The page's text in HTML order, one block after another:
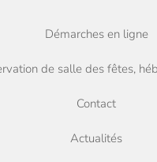
Démarches en ligne
de salle des fêtes,
Contact
Actualités